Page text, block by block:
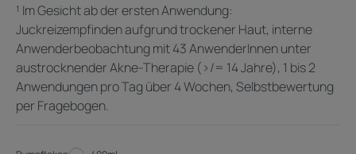
¹ Im Gesicht ab der ersten Anwendung:
Juckreizempfinden aufgrund trockener Haut, interne
Anwenderbeobachtung mit 43 AnwenderInnen unter
austrocknender Akne-Therapie (>/= 14 Jahre), 1 bis 2
Anwendungen pro Tag über 4 Wochen, Selbstbewertung
per Fragebogen.